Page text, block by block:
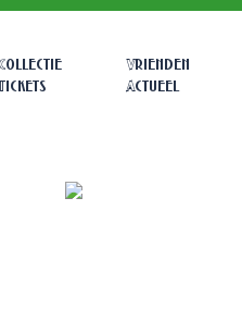
op zoek zijn
Collectie Vrienden
Tickets Actueel